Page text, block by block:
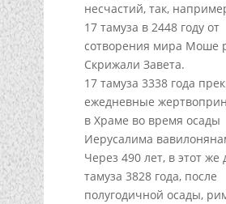
несчастий, так,
17 тамуза в 2448 году от
сотворения мира Моше
Скрижали Завета.
17 тамуза 3338 года
ежедневные
в Храме во время осады
Иерусалима
Через 490 лет, в этот же
тамуза 3828 года, после
полугодичной осады,